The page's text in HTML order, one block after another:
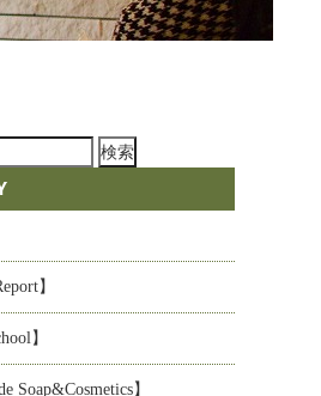
】
】
Soap&Cosmetics】